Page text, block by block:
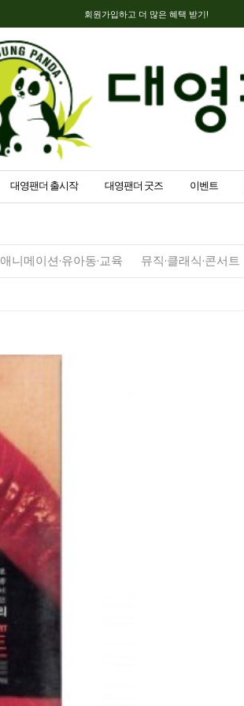
회원가입하고 더 많은 혜택 받기!
대영팬더 출시작 대영팬더 굿즈 이벤트
애니메이션·유아동·교육 뮤직·클래식·콘서트